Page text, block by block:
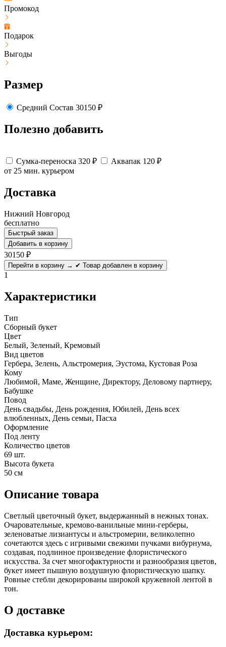
Промокод
Подарок
Выгоды
Размер
Средний Состав 30150 ₽
Полезно добавить
Сумка-переноска 320 ₽ Аквапак 120 ₽
от 25 мин. курьером
Доставка
Нижний Новгород
бесплатно
Быстрый заказ
Добавить в корзину
30150 ₽
Перейти в корзину → ✔ Товар добавлен в корзину
1
Характеристики
Тип
Сборный букет
Цвет
Белый, Зеленый, Кремовый
Вид цветов
Гербера, Зелень, Альстромерия, Эустома, Кустовая Роза
Кому
Любимой, Маме, Женщине, Директору, Деловому партнеру,
Бабушке
Повод
День свадьбы, День рождения, Юбилей, День всех
влюбленных, День семьи, Пасха
Оформление
Под ленту
Количество цветов
69 шт.
Высота букета
50 см
Описание товара
Светлый цветочный букет, выдержанный в нежных тонах.
Очаровательные, кремово-ванильные мини-герберы,
зеленоватые лизиантусы и альстромерии, великолепно
сочетаются здесь с игривыми свежими пучками вибурнума,
создавая, подлинное произведение флористического
искусства. За счет многофактурности и разнообразия цветов,
букет имеет пышную воздушную флористическую шапку.
Ровные стебли декорированы широкой кружевной лентой в
тон.
О доставке
Доставка курьером: